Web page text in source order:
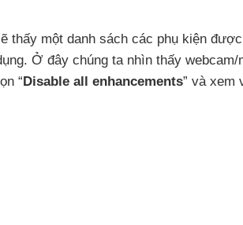
thấy một danh sách các phụ kiện
. Ở đây chúng ta nhìn thấy webcam/
“Disable all enhancements” và xem